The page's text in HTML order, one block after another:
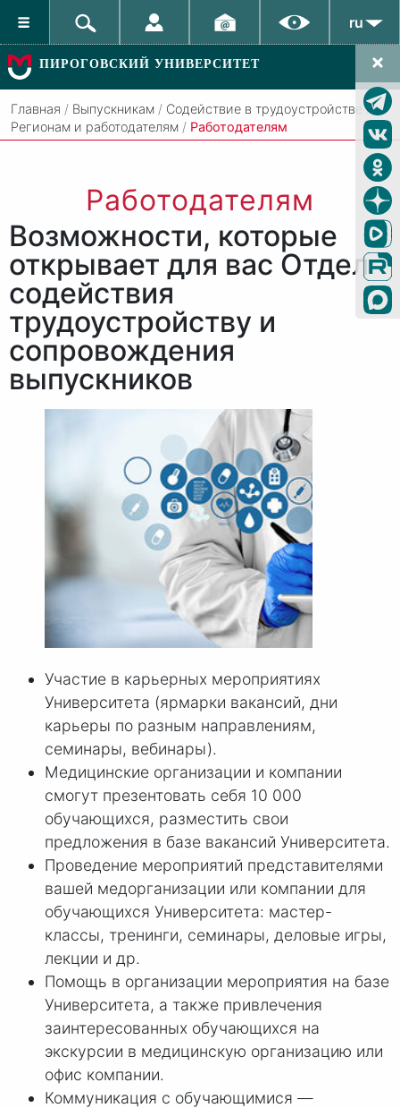
ru
ПИРОГОВСКИЙ УНИВЕРСИТЕТ
Главная / Выпускникам / Содействие в трудоустройстве
/
Регионам и работодателям / Работодателям
Работодателям
Возможности, которые
открывает для вас Отдел
содействия
трудоустройству и
сопровождения
выпускников
Участие в карьерных мероприятиях
Университета (ярмарки вакансий, дни
карьеры по разным направлениям,
семинары, вебинары).
Медицинские организации и компании
смогут презентовать себя 10 000
обучающихся, разместить свои
предложения в базе вакансий Университета.
Проведение мероприятий представителями
вашей медорганизации или компании для
обучающихся Университета: мастер-
классы, тренинги, семинары, деловые игры,
лекции и др.
Помощь в организации мероприятия на базе
Университета, а также привлечения
заинтересованных обучающихся на
экскурсии в медицинскую организацию или
офис компании.
Коммуникация с обучающимися —